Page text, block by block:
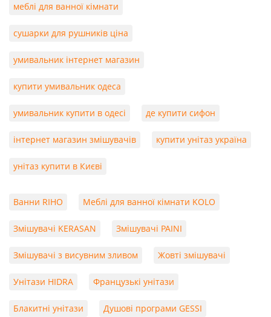
меблі для ванної кімнати
сушарки для рушників ціна
умивальник інтернет магазин
купити умивальник одеса
умивальник купити в одесі де купити сифон
інтернет магазин змішувачів купити унітаз україна
унітаз купити в Києві
Ванни RIHO Меблі для ванної кімнати KOLO
Змішувачі KERASAN Змішувачі PAINI
Змішувачі з висувним зливом Жовті змішувачі
Унітази HIDRA Французькі унітази
Блакитні унітази Душові програми GESSI